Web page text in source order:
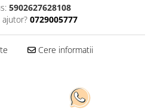
5902627628108
0729005777
Cere informatii